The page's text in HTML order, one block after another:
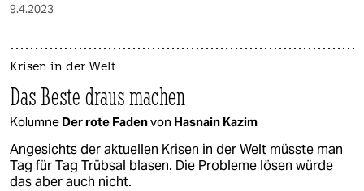
9.4.2023
Krisen in der Welt
Das Beste draus machen
Kolumne Der rote Fadenvon Hasnain Kazim
Angesichts der aktuellen Krisen in der Welt müsste man
Tag für Tag Trübsal blasen. Die Probleme lösen würde
das aber auch nicht.